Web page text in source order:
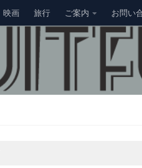
映画 旅行 ご案内 お問い